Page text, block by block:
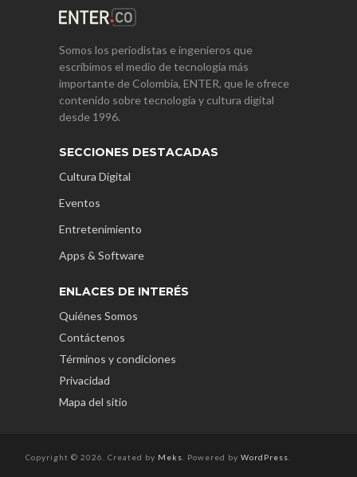
Somos los periodistas e ingenieros que
escribimos el medio de tecnología más
importante de Colombia, ENTER, que le ofrece
contenido sobre tecnología y cultura digital
desde 1996.
SECCIONES DESTACADAS
Cultura Digital
Eventos
Entretenimiento
Apps & Software
ENLACES DE INTERÉS
Quiénes Somos
Contáctenos
Términos y condiciones
Privacidad
Mapa del sitio
Copyright © 2026. Created by Meks . Powered by WordPress